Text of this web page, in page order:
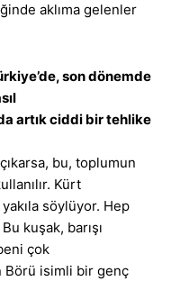
aklıma gelenler
son dönemde
artık ciddi bir tehlike
bu, toplumun
Kürt
söylüyor. Hep
kuşak, barışı
çok
Börü isimli bir genç